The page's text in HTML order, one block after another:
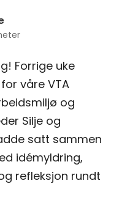
Forrige uke
våre VTA
og
Silje og
satt sammen
idémyldring,
refleksjon rundt